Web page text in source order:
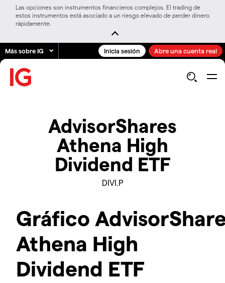
Las opciones son instrumentos financieros complejos. El trading de
estos instrumentos está asociado a un riesgo elevado de perder dinero
rápidamente.
Más sobre IG Inicia sesión Abre una cuenta real
AdvisorShares
Athena High
Dividend ETF
DIVI.P
Gráfico
Athena High
Dividend ETF